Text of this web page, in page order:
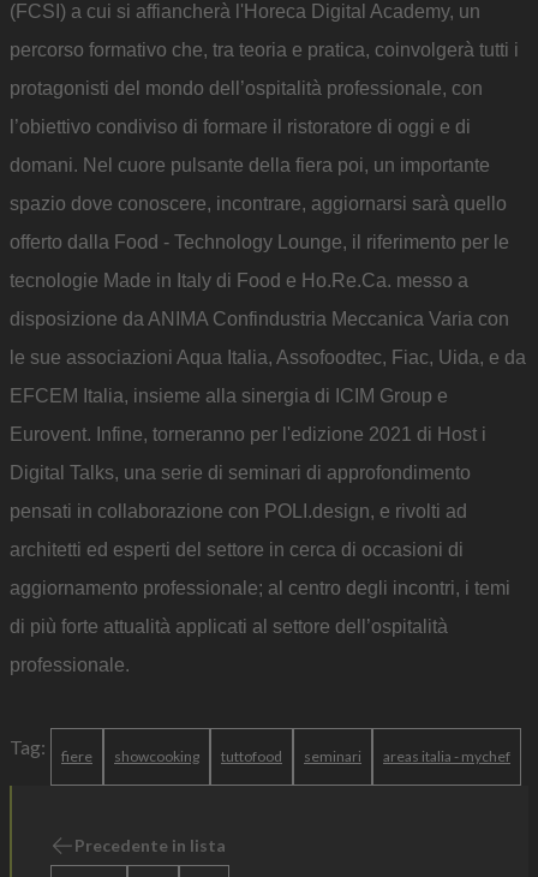
(FCSI) a cui si affiancherà l'Horeca Digital Academy, un
percorso formativo che, tra teoria e pratica, coinvolgerà tutti i
protagonisti del mondo dell’ospitalità professionale, con
l’obiettivo condiviso di formare il ristoratore di oggi e di
domani. Nel cuore pulsante della fiera poi, un importante
spazio dove conoscere, incontrare, aggiornarsi sarà quello
offerto dalla Food - Technology Lounge, il riferimento per le
tecnologie Made in Italy di Food e Ho.Re.Ca. messo a
disposizione da ANIMA Confindustria Meccanica Varia con
le sue associazioni Aqua Italia, Assofoodtec, Fiac, Uida, e da
EFCEM Italia, insieme alla sinergia di ICIM Group e
Eurovent. Infine, torneranno per l'edizione 2021 di Host i
Digital Talks, una serie di seminari di approfondimento
pensati in collaborazione con POLI.design, e rivolti ad
architetti ed esperti del settore in cerca di occasioni di
aggiornamento professionale; al centro degli incontri, i temi
di più forte attualità applicati al settore dell’ospitalità
professionale.
Tag: fiere showcooking tuttofood seminari areas italia - mychef
Precedente in lista